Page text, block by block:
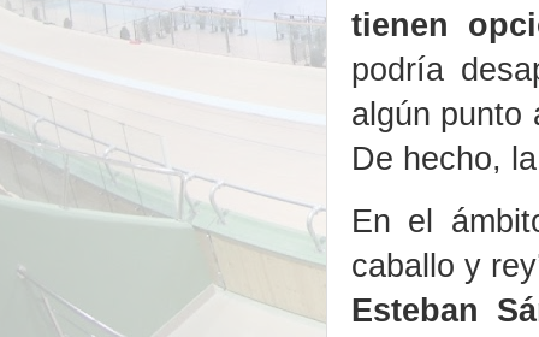
tienen
podría
algún punto
De hecho,
En el
caballo y
Esteban